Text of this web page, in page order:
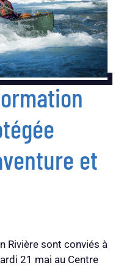
et
Rivière sont conviés à
21 mai au Centre